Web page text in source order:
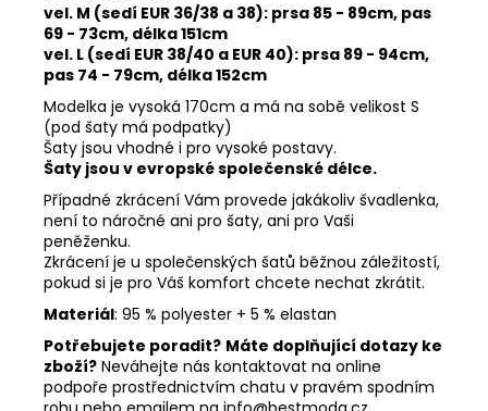
vel. M (sedí EUR 36/38 a 38): prsa 85 - 89cm, pas
69 - 73cm, délka 151cm
vel. L (sedí EUR 38/40 a EUR 40): prsa 89 - 94cm,
pas 74 - 79cm, délka 152cm
Modelka je vysoká 170cm a má na sobě velikost S
(pod šaty má podpatky)
Šaty jsou vhodné i pro vysoké postavy.
Šaty jsou v evropské společenské délce.
Případné zkrácení Vám provede jakákoliv švadlenka,
není to náročné ani pro šaty, ani pro Vaši
peněženku.
Zkrácení je u společenských šatů běžnou záležitostí,
pokud si je pro Váš komfort chcete nechat zkrátit.
Materiál: 95 % polyester + 5 % elastan
Potřebujete poradit? Máte doplňující dotazy ke
zboží? Neváhejte nás kontaktovat na online
podpoře prostřednictvím chatu v pravém spodním